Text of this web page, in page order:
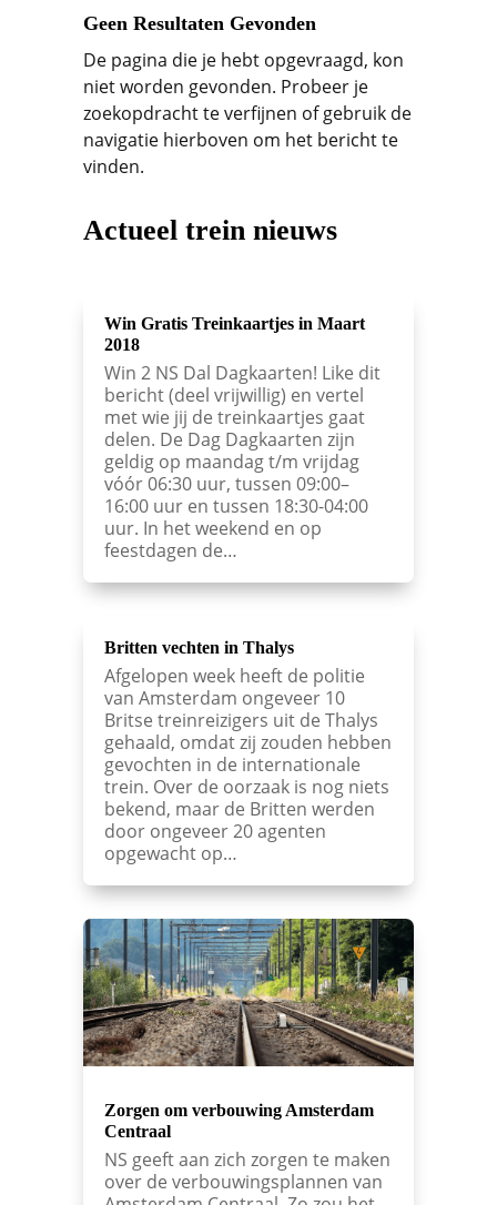
Geen Resultaten Gevonden
De pagina die je hebt opgevraagd, kon
niet worden gevonden. Probeer je
zoekopdracht te verfijnen of gebruik de
navigatie hierboven om het bericht te
vinden.
Actueel trein nieuws
Win Gratis Treinkaartjes in Maart
2018
Win 2 NS Dal Dagkaarten! Like dit
bericht (deel vrijwillig) en vertel
met wie jij de treinkaartjes gaat
delen. De Dag Dagkaarten zijn
geldig op maandag t/m vrijdag
vóór 06:30 uur, tussen 09:00–
16:00 uur en tussen 18:30-04:00
uur. In het weekend en op
feestdagen de…
Britten vechten in Thalys
Afgelopen week heeft de politie
van Amsterdam ongeveer 10
Britse treinreizigers uit de Thalys
gehaald, omdat zij zouden hebben
gevochten in de internationale
trein. Over de oorzaak is nog niets
bekend, maar de Britten werden
door ongeveer 20 agenten
opgewacht op…
Zorgen om verbouwing Amsterdam
Centraal
NS geeft aan zich zorgen te maken
over de verbouwingsplannen van